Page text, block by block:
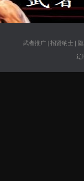
武者推广| 招贤纳士|
辽